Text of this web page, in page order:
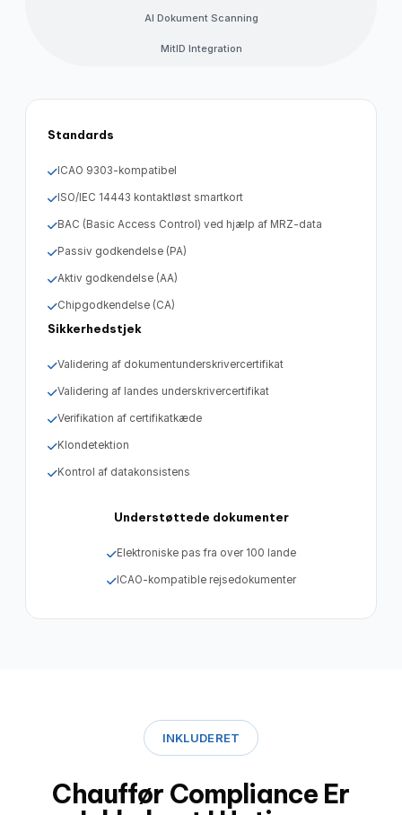
AI Dokument Scanning
MitID Integration
Standards
ICAO 9303-kompatibel
ISO/IEC 14443 kontaktløst smartkort
BAC (Basic Access Control) ved hjælp af MRZ-data
Passiv godkendelse (PA)
Aktiv godkendelse (AA)
Chipgodkendelse (CA)
Sikkerhedstjek
Validering af dokumentunderskrivercertifikat
Validering af landes underskrivercertifikat
Verifikation af certifikatkæde
Klondetektion
Kontrol af datakonsistens
Understøttede dokumenter
Elektroniske pas fra over 100 lande
ICAO-kompatible rejsedokumenter
INKLUDERET
Chauffør Compliance Er